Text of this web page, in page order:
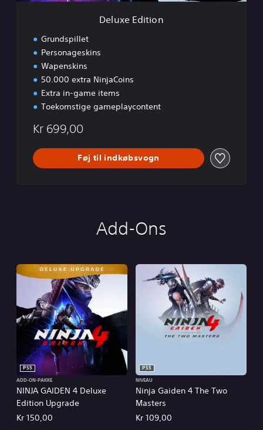
Deluxe Edition
Grundspillet
Personageskins
Wapenskins
50.000 extra NinjaCoins
Extra in-game items
Toekomstige gameplaycontent
Kr 699,00
Føj til indkøbsvogn
Add-Ons
NINJA GAIDEN 4 Deluxe
Edition Upgrade
PS5
ADD-ON-PAKKE
Kr 150,00
Ninja Gaiden 4 The Two
Masters
PS5
NIVEAU
Kr 109,00